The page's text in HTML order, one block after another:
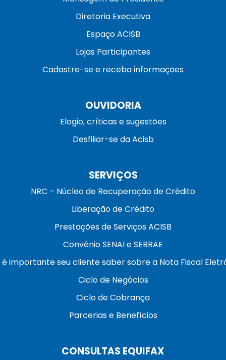
Diretoria Executiva
Espaço ACISB
Lojas Participantes
Cadastre-se e receba informações
OUVIDORIA
Elogio, críticas e sugestões
Desfiliar-se da Acisb
SERVIÇOS
NRC – Núcleo de Recuperação de Crédito
Liberação de Crédito
Prestações de Serviços ACISB
Convênio SENAI e SEBRAE
é importante seu cliente saber sobre a Nota Fiscal
Ciclo de Negócios
Ciclo de Cobrança
Parcerias e Benefícios
CONSULTAS EQUIFAX